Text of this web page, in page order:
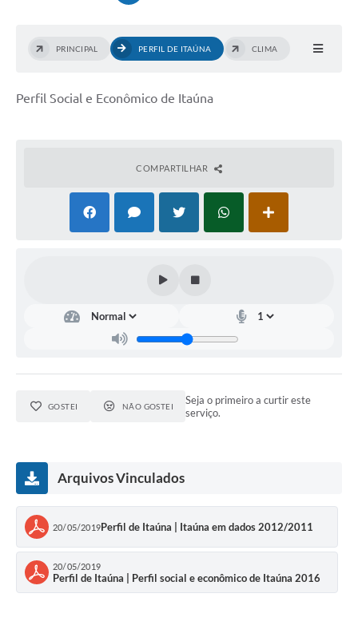
PRINCIPAL PERFIL DE ITAÚNA CLIMA
Perfil Social e Econômico de Itaúna
COMPARTILHAR
GOSTEI NÃO GOSTEI
Seja o primeiro a curtir este
serviço.
Arquivos Vinculados
20/05/2019Perfil de Itaúna | Itaúna em dados 2012/2011
20/05/2019
Perfil de Itaúna | Perfil social e econômico de Itaúna 2016